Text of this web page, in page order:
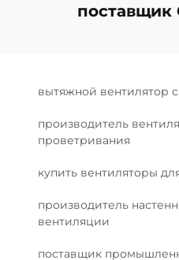
вытяжной вентилятор
производитель
проветривания
купить вентиляторы
производитель
вентиляции
поставщик